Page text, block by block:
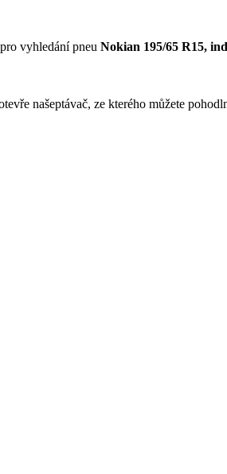
vyhledání pneu Nokian 195/65 R15,
našeptávač, ze kterého můžete